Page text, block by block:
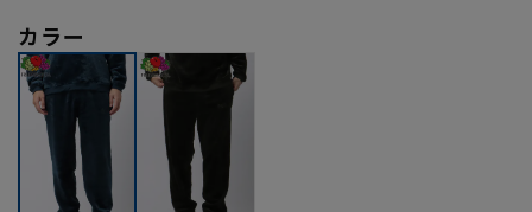
カラー